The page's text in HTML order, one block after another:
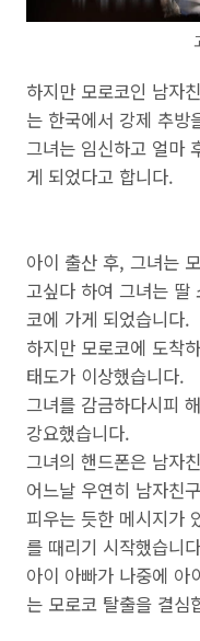
하지만 모로코인 남자
는 한국에서 강제 추방
그녀는 임신하고 얼마
게 되었다고 합니다.
아이 출산 후, 그녀는
고싶다 하여 그녀는 딸
코에 가게 되었습니다.
하지만 모로코에 도착
태도가 이상했습니다.
그녀를 감금하다시피
강요했습니다.
그녀의 핸드폰은 남자
어느날 우연히 남자친
피우는 듯한 메시지가
를 때리기 시작했습니
아이 아빠가 나중에 아
는 모로코 탈출을 결심